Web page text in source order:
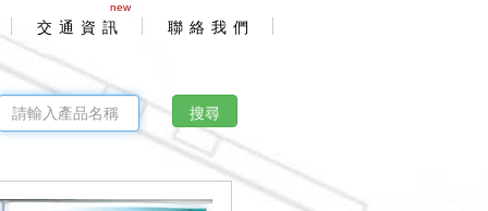
new
交 通 資 訊 聯 絡 我 們